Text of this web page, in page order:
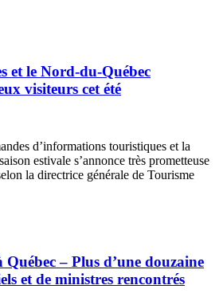
et le Nord-du-Québec
visiteurs cet été
d’informations touristiques et la
estivale s’annonce très prometteuse
la directrice générale de Tourisme
Québec – Plus d’une douzaine
et de ministres rencontrés